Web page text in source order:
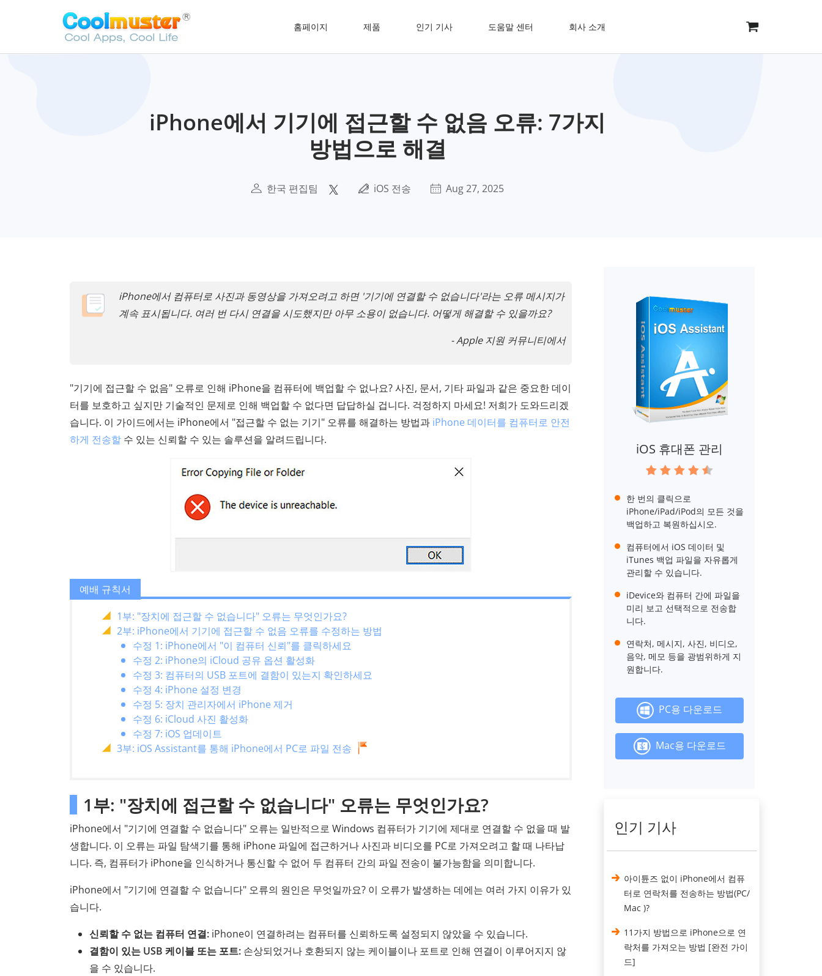
홈페이지 제품 인기 기사 도움말 센터 회사 소개
iPhone에서 기기에 접근할 수 없음 오류: 7가지
방법으로 해결
한국 편집팀 iOS 전송 Aug 27, 2025
iPhone에서 컴퓨터로 사진과 동영상을 가져오려고 하면 '기기에 연결할 수 없습니다'라는 오류 메시지가
계속 표시됩니다. 여러 번 다시 연결을 시도했지만 아무 소용이 없습니다. 어떻게 해결할 수 있을까요?
- Apple 지원 커뮤니티에서
"기기에 접근할 수 없음" 오류로 인해 iPhone을 컴퓨터에 백업할 수 없나요? 사진, 문서, 기타 파일과 같은 중요한 데이
터를 보호하고 싶지만 기술적인 문제로 인해 백업할 수 없다면 답답하실 겁니다. 걱정하지 마세요! 저희가 도와드리겠
습니다. 이 가이드에서는 iPhone에서 "접근할 수 없는 기기" 오류를 해결하는 방법과 iPhone 데이터를 컴퓨터로 안전
하게 전송할 수 있는 신뢰할 수 있는 솔루션을 알려드립니다.
예배 규칙서
1부: "장치에 접근할 수 없습니다" 오류는 무엇인가요?
2부: iPhone에서 기기에 접근할 수 없음 오류를 수정하는 방법
수정 1: iPhone에서 "이 컴퓨터 신뢰"를 클릭하세요
수정 2: iPhone의 iCloud 공유 옵션 활성화
수정 3: 컴퓨터의 USB 포트에 결함이 있는지 확인하세요
수정 4: iPhone 설정 변경
수정 5: 장치 관리자에서 iPhone 제거
수정 6: iCloud 사진 활성화
수정 7: iOS 업데이트
3부: iOS Assistant를 통해 iPhone에서 PC로 파일 전송
1부: "장치에 접근할 수 없습니다" 오류는 무엇인가요?
iPhone에서 "기기에 연결할 수 없습니다" 오류는 일반적으로 Windows 컴퓨터가 기기에 제대로 연결할 수 없을 때 발
생합니다. 이 오류는 파일 탐색기를 통해 iPhone 파일에 접근하거나 사진과 비디오를 PC로 가져오려고 할 때 나타납
니다. 즉, 컴퓨터가 iPhone을 인식하거나 통신할 수 없어 두 컴퓨터 간의 파일 전송이 불가능함을 의미합니다.
iPhone에서 "기기에 연결할 수 없습니다" 오류의 원인은 무엇일까요? 이 오류가 발생하는 데에는 여러 가지 이유가 있
습니다.
신뢰할 수 없는 컴퓨터 연결: iPhone이 연결하려는 컴퓨터를 신뢰하도록 설정되지 않았을 수 있습니다.
결함이 있는 USB 케이블 또는 포트: 손상되었거나 호환되지 않는 케이블이나 포트로 인해 연결이 이루어지지 않
을 수 있습니다.
iOS 휴대폰 관리
한 번의 클릭으로
iPhone/iPad/iPod의 모든 것을
백업하고 복원하십시오.
컴퓨터에서 iOS 데이터 및
iTunes 백업 파일을 자유롭게
관리할 수 있습니다.
iDevice와 컴퓨터 간에 파일을
미리 보고 선택적으로 전송합
니다.
연락처, 메시지, 사진, 비디오,
음악, 메모 등을 광범위하게 지
원합니다.
PC용 다운로드
Mac용 다운로드
인기 기사
아이튠즈 없이 iPhone에서 컴퓨
터로 연락처를 전송하는 방법(PC/
Mac )?
11가지 방법으로 iPhone으로 연
락처를 가져오는 방법 [완전 가이
드]